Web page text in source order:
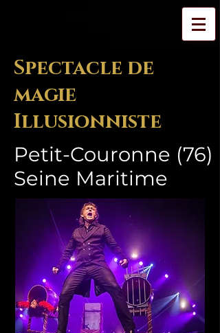
Spectacle de
magie
Illusionniste
Petit-Couronne (76)
Seine Maritime